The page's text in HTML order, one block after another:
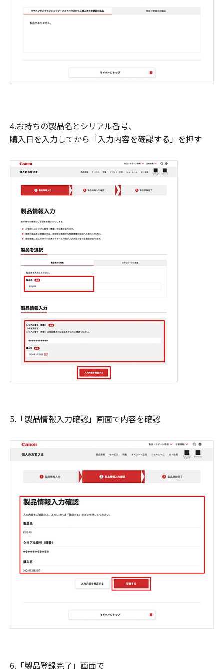
4.お持ちの製品名とシリアル番号、
購入日を入力してから「入力内容を確認する」を押す
5.「製品情報入力確認」画面で内容を確認
6.「製品登録完了」画面で